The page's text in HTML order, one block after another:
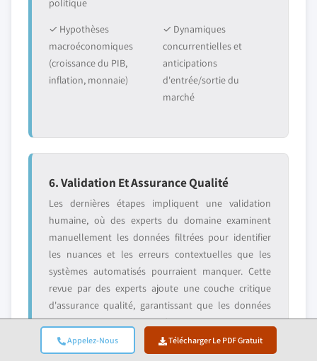
Appelez-Nous Télécharger Le PDF Gratuit
politique
✓ Hypothèses
macroéconomiques
(croissance du PIB,
inflation, monnaie)
✓ Dynamiques
concurrentielles et
anticipations
d'entrée/sortie du
marché
6. Validation Et Assurance Qualité
Les dernières étapes impliquent une validation
humaine, où des experts du domaine examinent
manuellement les données filtrées pour identifier
les nuances et les erreurs contextuelles que les
systèmes automatisés pourraient manquer. Cette
revue par des experts ajoute une couche critique
d'assurance qualité, garantissant que les données
s'alignent sur les objectifs de recherche et les
normes spécifiques au domaine.